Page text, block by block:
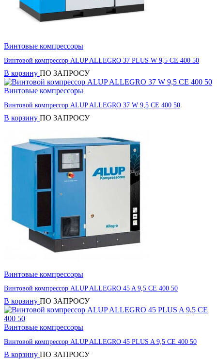
Винтовые компрессоры
Винтовой компрессор ALUP ALLEGRO 37 PLUS W 9,5 CE 400 50
В корзину ПО ЗАПРОСУ
Винтовые компрессоры
Винтовой компрессор ALUP ALLEGRO 37 W 9,5 CE 400 50
В корзину ПО ЗАПРОСУ
Винтовые компрессоры
Винтовой компрессор ALUP ALLEGRO 45 A 9,5 CE 400 50
В корзину ПО ЗАПРОСУ
Винтовые компрессоры
Винтовой компрессор ALUP ALLEGRO 45 PLUS A 9,5 CE 400 50
В корзину ПО ЗАПРОСУ